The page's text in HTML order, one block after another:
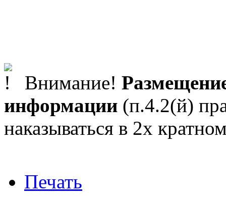
Внимание!
информации (п.4.2(й)
наказываться в 2х
Печать